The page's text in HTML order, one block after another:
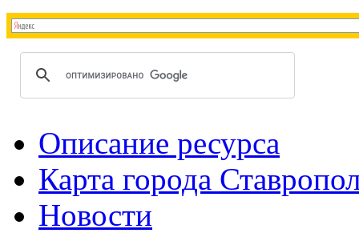
Описание ресурса
Карта города
Новости